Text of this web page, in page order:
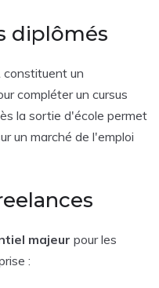
diplômés
un
compléter un cursus
la sortie d'école permet
un marché de l'emploi
majeur pour les
: